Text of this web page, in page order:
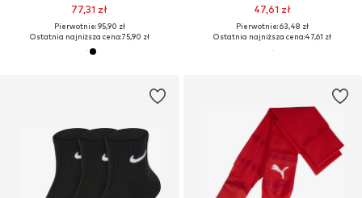
77,31 zł
Pierwotnie: 95,90 zł
Ostatnia najniższa cena:75,90 zł
47,61 zł
Pierwotnie: 63,48 zł
Ostatnia najniższa cena:47,61 zł